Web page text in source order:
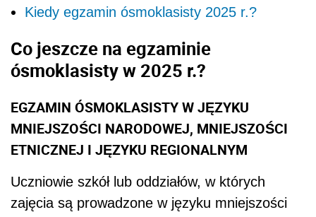
Kiedy egzamin ósmoklasisty 2025 r.?
Co jeszcze na egzaminie
ósmoklasisty w 2025 r.?
EGZAMIN ÓSMOKLASISTY W JĘZYKU
MNIEJSZOŚCI NARODOWEJ, MNIEJSZOŚCI
ETNICZNEJ ‎I JĘZYKU REGIONALNYM
Uczniowie szkół lub oddziałów, w których
zajęcia są prowadzone w języku mniejszości